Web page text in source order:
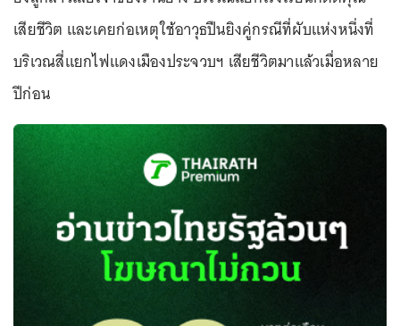
เสียชีวิต และเคยก่อเหตุใช้อาวุธปืนยิงคู่กรณีที่ผับแห่งหนึ่งที่
บริเวณสี่แยกไฟแดงเมืองประจวบฯ เสียชีวิตมาแล้วเมื่อหลาย
ปีก่อน